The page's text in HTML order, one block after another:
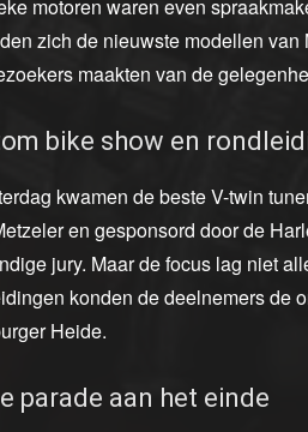
motoren waren even
zich de nieuwste modellen
maakten van de
bike show en
kwamen de beste V-twin
en gesponsord door de
jury. Maar de focus lag niet
konden de deelnemers de
Heide.
parade aan het einde